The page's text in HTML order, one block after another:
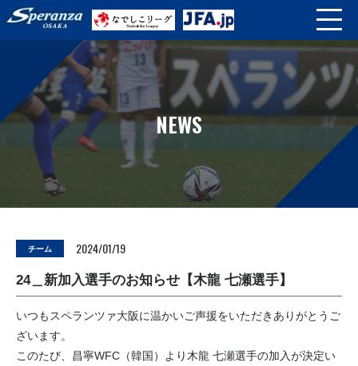
NEWS
チーム 2024/01/19
24＿新加入選手のお知らせ【木龍 七瀬選手】
いつもスペランツァ大阪に温かいご声援をいただきありがとうご
ざいます。
このたび、昌寧WFC（韓国）より木龍 七瀬選手の加入が決定い